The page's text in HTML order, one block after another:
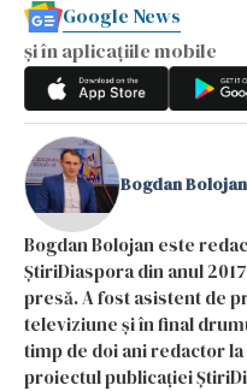
Google News
și în aplicațiile mobile
Bogdan Bolojan
Bogdan Bolojan este
ȘtiriDiaspora din anul
presă. A fost asistent de
televiziune și în final
timp de doi ani redactor
proiectul publicației